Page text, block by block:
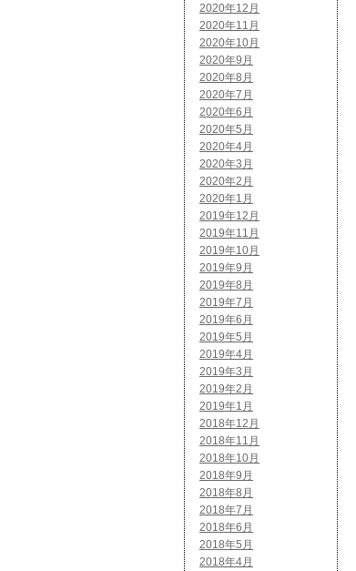
2020年12月
2020年11月
2020年10月
2020年9月
2020年8月
2020年7月
2020年6月
2020年5月
2020年4月
2020年3月
2020年2月
2020年1月
2019年12月
2019年11月
2019年10月
2019年9月
2019年8月
2019年7月
2019年6月
2019年5月
2019年4月
2019年3月
2019年2月
2019年1月
2018年12月
2018年11月
2018年10月
2018年9月
2018年8月
2018年7月
2018年6月
2018年5月
2018年4月